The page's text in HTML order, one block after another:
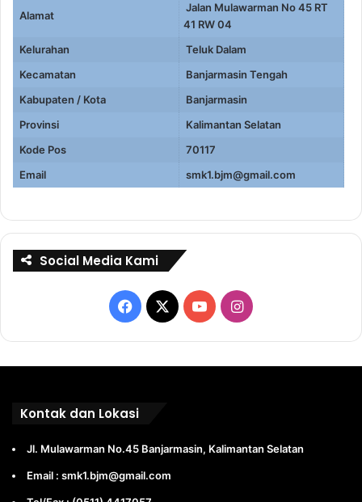
Alamat
Jalan Mulawarman No 45 RT
41 RW 04
Kelurahan
Teluk Dalam
Kecamatan
Banjarmasin Tengah
Kabupaten / Kota
Banjarmasin
Provinsi
Kalimantan Selatan
Kode Pos
70117
Email
smk1.bjm@gmail.com
Social Media Kami
Facebook
X YouTubeInstagram
Kontak dan Lokasi
Jl. Mulawarman No.45 Banjarmasin, Kalimantan Selatan
Email : smk1.bjm@gmail.com